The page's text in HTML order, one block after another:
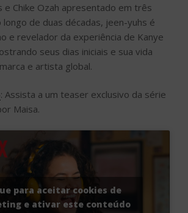
e Chike Ozah apresentado em três
longo de duas décadas, jeen-yuhs é
e revelador da experiência de Kanye
seus dias iniciais e sua vida
e artista global.
: Assista a um teaser exclusivo da série
Maisa.
para aceitar cookies de
e ativar este conteúdo